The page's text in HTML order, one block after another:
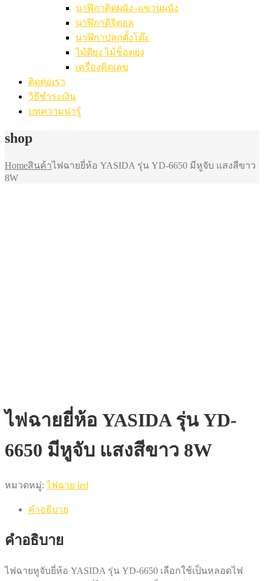
นาฬิกาติดผนัง–แขวนผนัง
นาฬิกาดิจิตอล
นาฬิกาปลุกตั้งโต๊ะ
ไม้ตียุง ไม้ช็อตยุง
เครื่องคิดเลข
ติดต่อเรา
วิธีชำระเงิน
บทความน่ารู้
shop
Homeสินค้าไฟฉายยี่ห้อ YASIDA รุ่น YD-6650 มีหูจับ แสงสีขาว
8W
ไฟฉายยี่ห้อ YASIDA รุ่น YD-
6650 มีหูจับ แสงสีขาว 8W
หมวดหมู่:ไฟฉาย led
คำอธิบาย
คำอธิบาย
ไฟฉายหูจับยี่ห้อ YASIDA รุ่น YD-6650 เลือกใช้เป็นหลอดไฟ